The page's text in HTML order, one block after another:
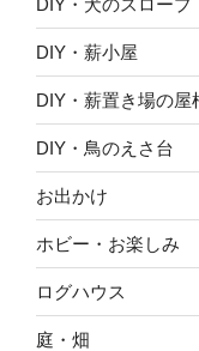
DIY・薪小屋
DIY・薪置き場の屋
DIY・鳥のえさ台
お出かけ
ホビー・お楽しみ
ログハウス
庭・畑